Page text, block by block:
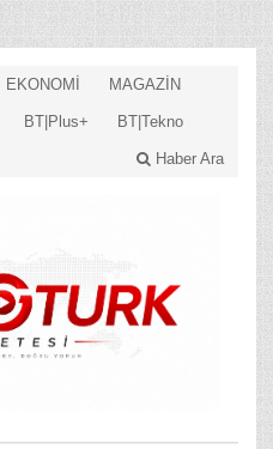
EKONOMİ MAGAZİN
BT|Plus+ BT|Tekno
Haber Ara